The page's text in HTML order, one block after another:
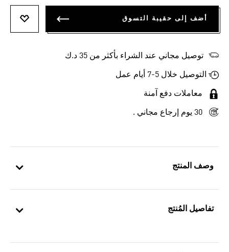
وصف المنتج
تفاصيل المُنتج
أضف إلى حقيبة التسوق
توصيل مجاني عند الشراء بأكثر من 35 د.ك
التوصيل خلال 5-7 أيام عمل
معاملات دفع آمنة